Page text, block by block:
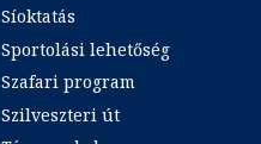
Síoktatás
Sportolási lehetőség
Szafari program
Szilveszteri út